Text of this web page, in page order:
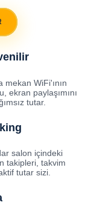
mekan WiFi'ının
ekran paylaşımını
tutar.
salon içindeki
takipleri, takvim
tutar sizi.